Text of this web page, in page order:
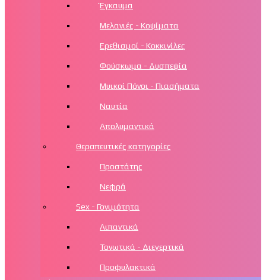
Έγκαυμα
Μελανιές - Κοψίματα
Ερεθισμοί - Κοκκινίλες
Φούσκωμα - Δυσπεψία
Μυικοί Πόνοι - Πιασήματα
Ναυτία
Απολυμαντικά
Θεραπευτικές κατηγορίες
Προστάτης
Νεφρά
Sex - Γονιμότητα
Λιπαντικά
Τονωτικά - Διεγερτικά
Προφυλακτικά